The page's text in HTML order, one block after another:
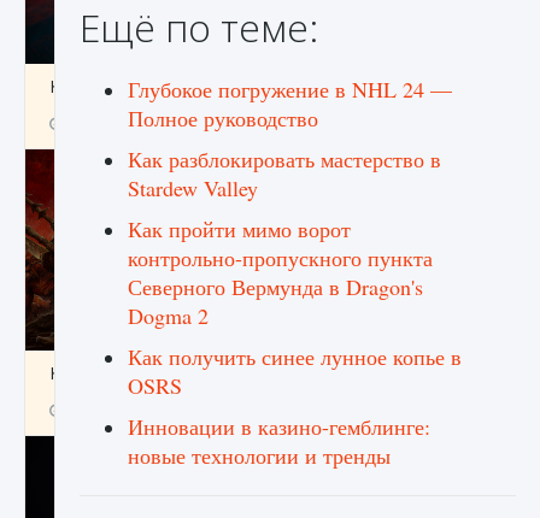
Как создавать предметы в Creatures of Ava
9 августа 2024 1 266
Как найти Гробницу Изгоев в Diablo 4
Ещё по теме:
Глубокое погружение в NHL 24 —
Полное руководство
Как разблокировать мастерство в
Stardew Valley
Как пройти мимо ворот
контрольно-пропускного пункта
Северного Вермунда в Dragon's
Dogma 2
Как получить синее лунное копье в
OSRS
Инновации в казино-гемблинге:
новые технологии и тренды